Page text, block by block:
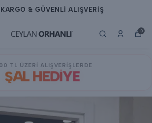
& GÜVENLİ ALIŞVERİŞ
0
TL ÜZERİ ALIŞVERİŞLERDE
ŞAL HEDİYE